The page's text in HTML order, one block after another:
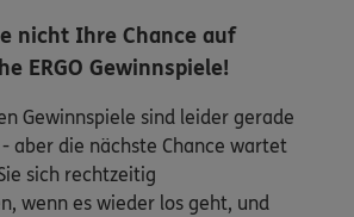
nicht Ihre Chance auf
ERGO Gewinnspiele!
Gewinnspiele sind leider gerade
aber die nächste Chance wartet
sich rechtzeitig
wenn es wieder los geht, und